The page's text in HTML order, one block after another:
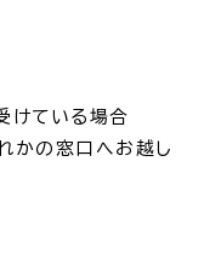
けている場合
かの窓口へお越し